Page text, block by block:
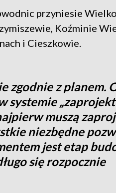
przyniesie
Koźminie
i Cieszkowie.
zgodnie z planem.
systemie
muszą
niezbędne
jest etap
się rozpocznie